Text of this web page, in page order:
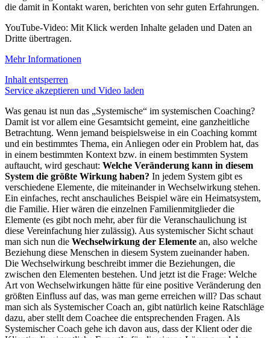
die damit in Kontakt waren, berichten von sehr guten Erfahrungen.
YouTube-Video: Mit Klick werden Inhalte geladen und Daten an
Dritte übertragen.
Mehr Informationen
Inhalt entsperren
Service akzeptieren und Video laden
Was genau ist nun das „Systemische“ im systemischen Coaching?
Damit ist vor allem eine Gesamtsicht gemeint, eine ganzheitliche
Betrachtung. Wenn jemand beispielsweise in ein Coaching kommt
und ein bestimmtes Thema, ein Anliegen oder ein Problem hat, das
in einem bestimmten Kontext bzw. in einem bestimmten System
auftaucht, wird geschaut: Welche Veränderung kann in diesem
System die größte Wirkung haben? In jedem System gibt es
verschiedene Elemente, die miteinander in Wechselwirkung stehen.
Ein einfaches, recht anschauliches Beispiel wäre ein Heimatsystem,
die Familie. Hier wären die einzelnen Familienmitglieder die
Elemente (es gibt noch mehr, aber für die Veranschaulichung ist
diese Vereinfachung hier zulässig). Aus systemischer Sicht schaut
man sich nun die Wechselwirkung der Elemente an, also welche
Beziehung diese Menschen in diesem System zueinander haben.
Die Wechselwirkung beschreibt immer die Beziehungen, die
zwischen den Elementen bestehen. Und jetzt ist die Frage: Welche
Art von Wechselwirkungen hätte für eine positive Veränderung den
größten Einfluss auf das, was man gerne erreichen will? Das schaut
man sich als Systemischer Coach an, gibt natürlich keine Ratschläge
dazu, aber stellt dem Coachee die entsprechenden Fragen. Als
Systemischer Coach gehe ich davon aus, dass der Klient oder die